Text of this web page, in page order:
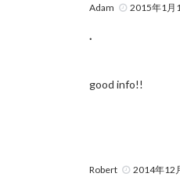
Adam 2015年1月
.
good info!!
Robert 2014年12